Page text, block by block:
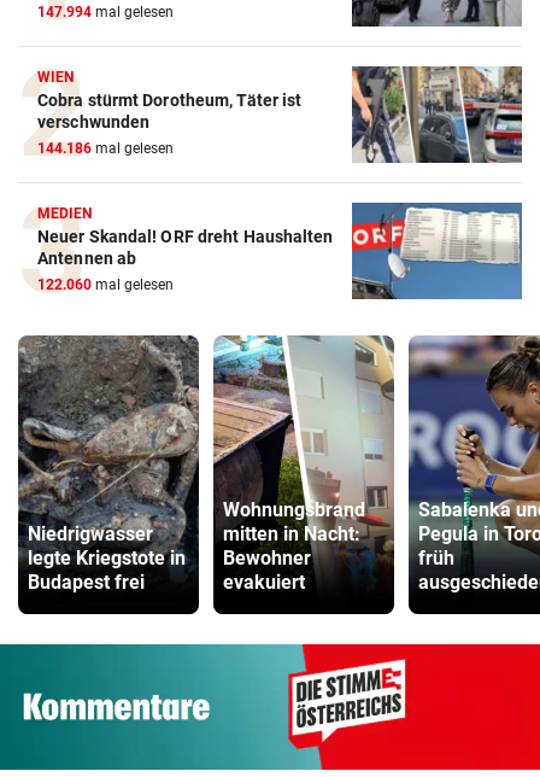
147.994 mal gelesen
WIEN
Cobra stürmt Dorotheum, Täter ist
verschwunden
144.186 mal gelesen
MEDIEN
Neuer Skandal! ORF dreht Haushalten
Antennen ab
122.060 mal gelesen
Niedrigwasser
legte Kriegstote in
Budapest frei
Wohnungsbrand
mitten in Nacht:
Bewohner
evakuiert
Sabalenka
Pegula in
früh